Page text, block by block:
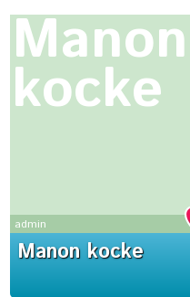
Manon
kocke
admin
Manon kocke